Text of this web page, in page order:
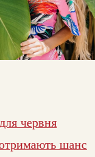
червня
шанс